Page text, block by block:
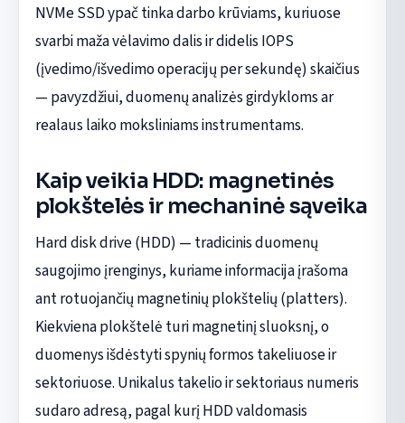
NVMe SSD ypač tinka darbo krūviams, kuriuose
svarbi maža vėlavimo dalis ir didelis IOPS
(įvedimo/išvedimo operacijų per sekundę) skaičius
— pavyzdžiui, duomenų analizės girdykloms ar
realaus laiko moksliniams instrumentams.
Kaip veikia HDD: magnetinės
plokštelės ir mechaninė sąveika
Hard disk drive (HDD) — tradicinis duomenų
saugojimo įrenginys, kuriame informacija įrašoma
ant rotuojančių magnetinių plokštelių (platters).
Kiekviena plokštelė turi magnetinį sluoksnį, o
duomenys išdėstyti spynių formos takeliuose ir
sektoriuose. Unikalus takelio ir sektoriaus numeris
sudaro adresą, pagal kurį HDD valdomasis